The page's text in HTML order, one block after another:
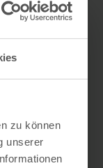
zu können
unserer